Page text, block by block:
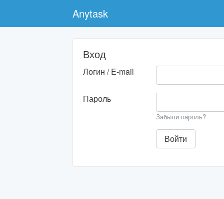
Anytask
Вход
Логин / E-mail
Пароль
Забыли пароль?
Войти